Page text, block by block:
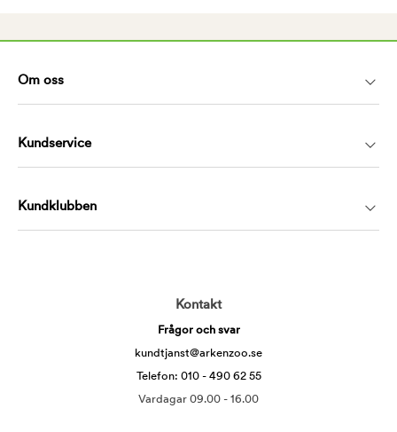
Om oss
Kundservice
Kundklubben
Kontakt
Frågor och svar
kundtjanst@arkenzoo.se
Telefon: 010 - 490 62 55
Vardagar 09.00 - 16.00